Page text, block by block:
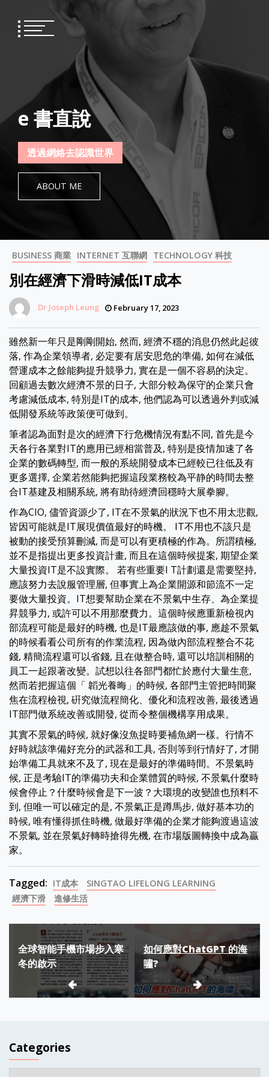
content
e 書直說
透過網絡去認識世界
ABOUT ME
BUSINESS 商業 INTERNET 互聯網 TECHNOLOGY 科技
別在經濟下滑時減低IT成本
Dr Joseph Leung February 17, 2023
雖然新一年只是剛剛開始, 然而, 經濟不穩的消息仍然此起彼
落, 作為企業領導者, 必定要有居安思危的準備, 如何在減低
營運成本之餘能夠提升競爭力, 實在是一個不容易的決定。
回顧過去數次經濟不景的日子, 大部分較為保守的企業只會
考慮減低成本, 特別是IT的成本, 他們認為可以透過外判或減
低開發系統等政策便可做到。
筆者認為面對是次的經濟下行危機情況有點不同, 首先是今
天各行各業對IT的應用已經相當普及, 特别是疫情加速了各
企業的數碼轉型, 而一般的系統開發成本已經較已往低及有
更多選擇, 企業若然能夠把握這段業務較為平静的時間去整
合IT基建及相關系統, 將有助待經濟回穩時大展拳腳。
作為CIO, 儘管資源少了, IT在不景氣的狀況下也不用太悲觀,
皆因可能就是IT展現價值最好的時機。 IT不用也不該只是
被動的接受預算刪減, 而是可以有更積極的作為。所謂積極,
並不是指提出更多投資計畫, 而且在這個時候提案, 期望企業
大量投資IT是不設實際。 若有些重要I T計劃還是需要堅持,
應該努力去說服管理層, 但事實上為企業開源和節流不一定
要做大量投資。IT想要幫助企業在不景氣中生存、為企業提
昇競爭力, 或許可以不用那麼費力。這個時候應重新檢視內
部流程可能是最好的時機, 也是IT最應該做的事, 應趁不景氣
的時候看看公司所有的作業流程, 因為做內部流程整合不花
錢, 精簡流程還可以省錢, 且在做整合時, 還可以培訓相關的
員工一起跟著改變。試想以往各部門都忙於應付大量生意,
然而若把握這個「 韜光養晦」的時候, 各部門主管把時間聚
焦在流程檢視, 硏究做流程簡化、優化和流程改善, 最後透過
IT部門做系統改善或開發, 從而令整個機構享用成果。
其實不景氣的時候, 就好像沒魚捉時要補魚網一樣。行情不
好時就該準備好充分的武器和工具, 否則等到行情好了, 才開
始準備工具就來不及了, 現在是最好的準備時間。不景氣時
候, 正是考驗IT的準備功夫和企業體質的時候, 不景氣什麼時
候會停止？什麼時候會是下一波？大環境的改變誰也預料不
到, 但唯一可以確定的是, 不景氣正是蹲馬步, 做好基本功的
時候, 唯有懂得抓住時機, 做最好準備的企業才能夠渡過這波
不景氣, 並在景氣好轉時搶得先機, 在市場版圖轉換中成為贏
家。
Tagged: IT成本
SINGTAO LIFELONG LEARNING
經濟下滑
進修生活
navigation
全球智能手機市場步入寒
冬的啟示
如何應對ChatGPT 的海
嘯?
Categories
Categories